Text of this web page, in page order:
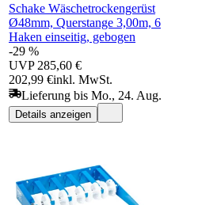
Schake Wäschetrockengerüst
Ø48mm, Querstange 3,00m, 6
Haken einseitig, gebogen
-29 %
UVP 285,60 €
202,99 €inkl. MwSt.
Lieferung bis Mo., 24. Aug.
Details anzeigen